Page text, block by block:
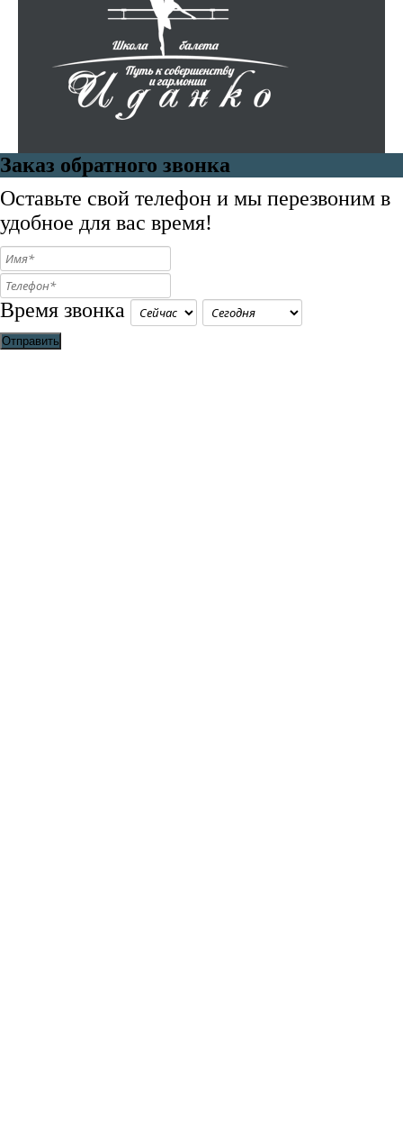
Заказ обратного звонка
Оставьте свой телефон и мы перезвоним в
удобное для вас время!
Время звонка
Отправить